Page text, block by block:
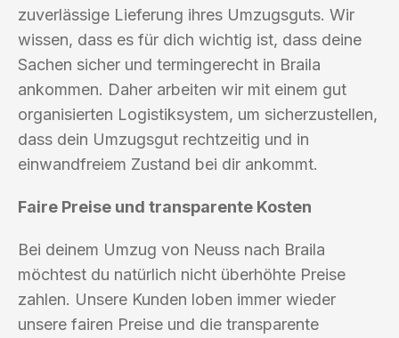
zuverlässige Lieferung ihres Umzugsguts. Wir
wissen, dass es für dich wichtig ist, dass deine
Sachen sicher und termingerecht in Braila
ankommen. Daher arbeiten wir mit einem gut
organisierten Logistiksystem, um sicherzustellen,
dass dein Umzugsgut rechtzeitig und in
einwandfreiem Zustand bei dir ankommt.
Faire Preise und transparente Kosten
Bei deinem Umzug von Neuss nach Braila
möchtest du natürlich nicht überhöhte Preise
zahlen. Unsere Kunden loben immer wieder
unsere fairen Preise und die transparente